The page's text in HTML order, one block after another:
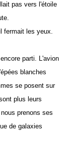
pas vers l'étoile
fermait les yeux.
parti. L'avion
blanches
se posent sur
plus leurs
prenons ses
de galaxies